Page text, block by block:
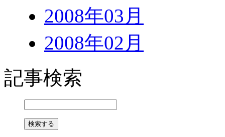
2008年03月
2008年02月
記事検索